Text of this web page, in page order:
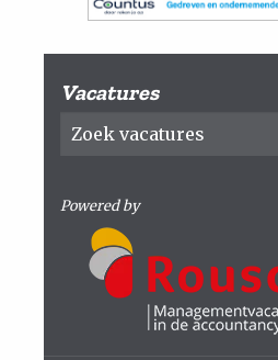
Vacatures
Powered by